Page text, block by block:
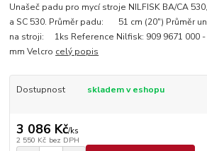
Unašeč padu pro mycí stroje NILFISK BA/CA
a SC 530. Průměr padu: 51 cm (20") Průměr
na stroji: 1ks Reference Nilfisk: 909 9671 000
mm Velcro celý popis
Dostupnost skladem v eshopu
3 086 Kč/ks
2 550 Kč bez DPH